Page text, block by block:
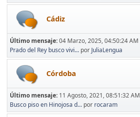
Cádiz
Último mensaje:04 Marzo, 2025, 04:50:24 AM
Prado del Rey busco vivi... por JuliaLengua
Córdoba
Último mensaje: 11 Agosto, 2021, 08:51:32 AM
Busco piso en Hinojosa d... por rocaram